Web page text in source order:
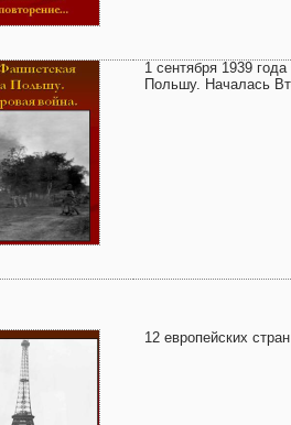
1 сентября 1939
Польшу. Началась
12 европейских